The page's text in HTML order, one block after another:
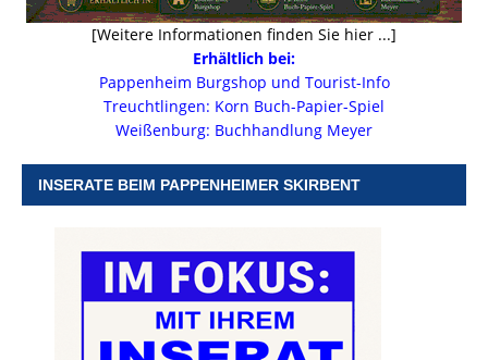
[Weitere Informationen finden Sie hier ...]
Erhältlich bei:
Pappenheim Burgshop und Tourist-Info
Treuchtlingen: Korn Buch-Papier-Spiel
Weißenburg: Buchhandlung Meyer
INSERATE BEIM PAPPENHEIMER SKIRBENT